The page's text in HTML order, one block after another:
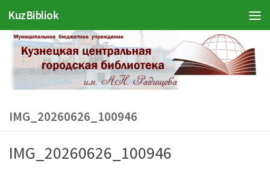
Перейти к содержимому
KuzBibliok
IMG_20260626_100946
IMG_20260626_100946